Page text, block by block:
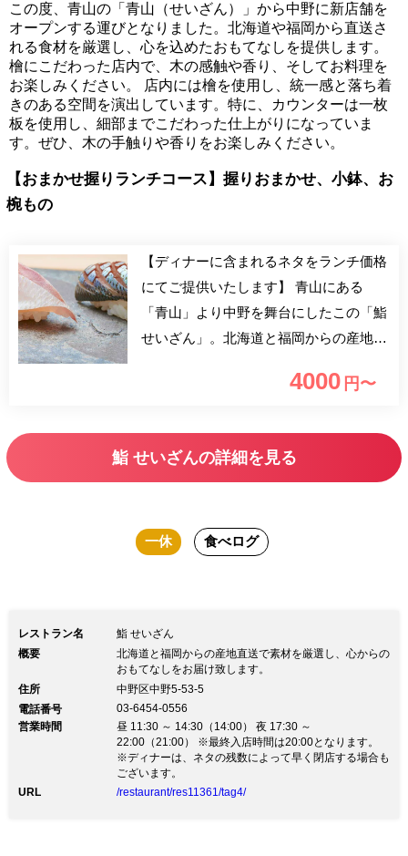
この度、青山の「青山（せいざん）」から中野に新店舗を
オープンする運びとなりました。北海道や福岡から直送さ
れる食材を厳選し、心を込めたおもてなしを提供します。
檜にこだわった店内で、木の感触や香り、そしてお料理を
お楽しみください。 店内には檜を使用し、統一感と落ち着
きのある空間を演出しています。特に、カウンターは一枚
板を使用し、細部までこだわった仕上がりになっていま
す。ぜひ、木の手触りや香りをお楽しみください。
【おまかせ握りランチコース】握りおまかせ、小鉢、お
椀もの
【ディナーに含まれるネタをランチ価格
にてご提供いたします】 青山にある
「青山」より中野を舞台にしたこの「鮨
せいざん」。北海道と福岡からの産地直
ます。贅沢なひと時をお過ごしくださ
4000 円〜
鮨 せいざんの詳細を見る
一休 食べログ
レストラン名
鮨 せいざん
概要
北海道と福岡からの産地直送で素材を厳選し、心からの
おもてなしをお届け致します。
住所
中野区中野5-53-5
電話番号
03-6454-0556
営業時間
昼 11:30 ～ 14:30（14:00） 夜 17:30 ～
22:00（21:00） ※最終入店時間は20:00となります。
※ディナーは、ネタの残数によって早く閉店する場合も
ございます。
URL
/restaurant/res11361/tag4/